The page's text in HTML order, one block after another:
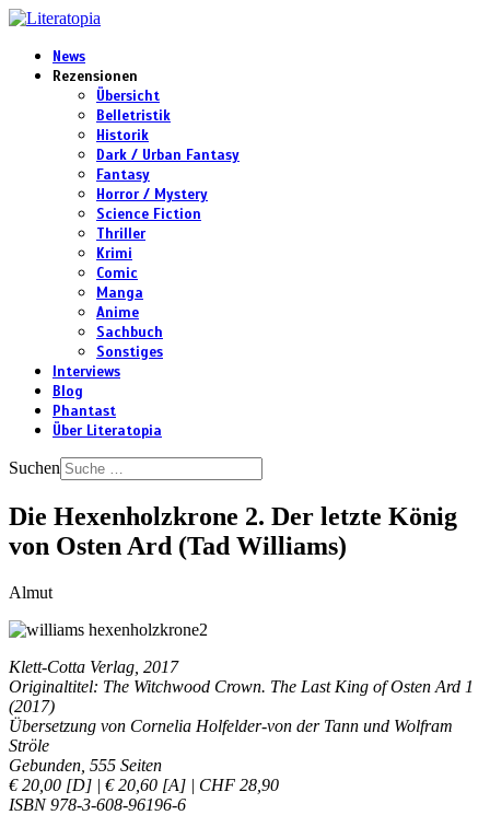
News
Rezensionen
Übersicht
Belletristik
Historik
Dark / Urban Fantasy
Fantasy
Horror / Mystery
Science Fiction
Thriller
Krimi
Comic
Manga
Anime
Sachbuch
Sonstiges
Interviews
Blog
Phantast
Über Literatopia
Suchen
Die Hexenholzkrone 2. Der letzte König
von Osten Ard (Tad Williams)
Almut
Klett-Cotta Verlag, 2017
Originaltitel: The Witchwood Crown. The Last King of Osten Ard 1
(2017)
Übersetzung von Cornelia Holfelder-von der Tann und Wolfram
Ströle
Gebunden, 555 Seiten
€ 20,00 [D] | € 20,60 [A] | CHF 28,90
ISBN 978-3-608-96196-6